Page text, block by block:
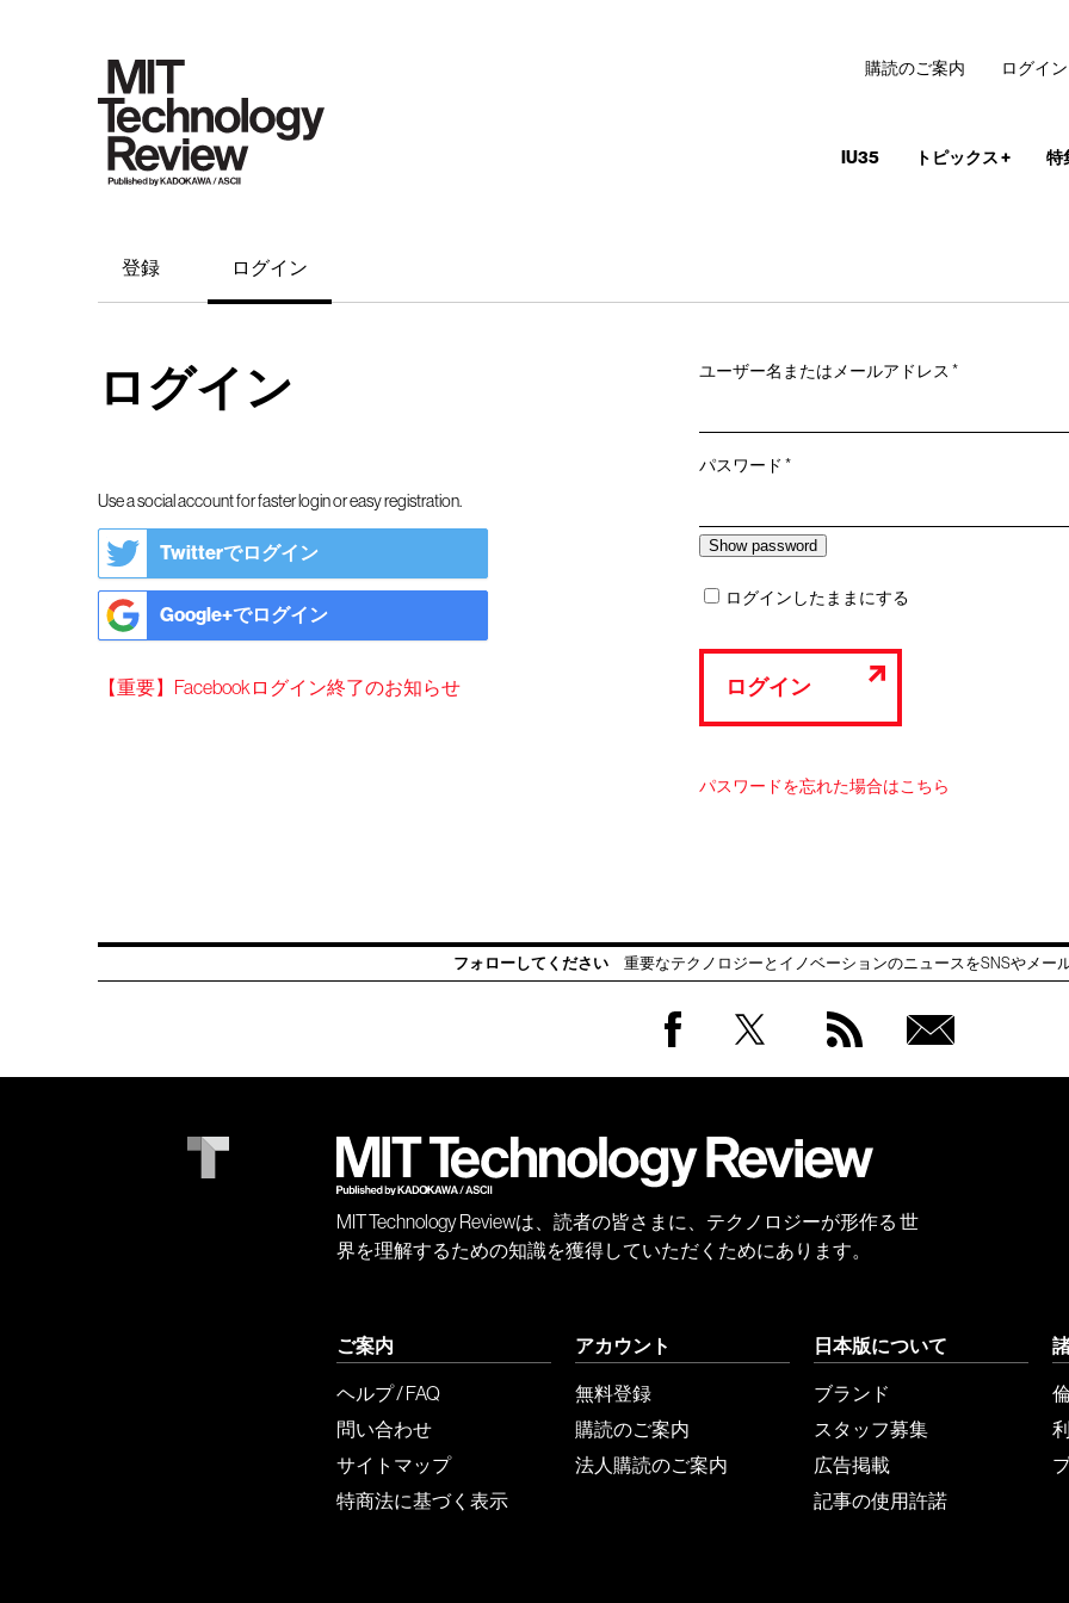
IU35 トピックス+ 特
購読のご案内 ログイン
登録 ログイン
ログイン
Use a social account for faster login or easy registration.
Twitterでログイン
Google+でログイン
【重要】Facebookログイン終了のお知らせ
ユーザー名またはメールアドレス*必
パスワード*必
ログインしたままにする
ログイン
パスワードを忘れた場合はこちら
フォローしてください 重要なテクノロジーとイノベーションのニュースをSNSやメー
会員
MIT Technology Reviewは、読者の皆さまに、テクノロジーが形作る 世
界を理解するための知識を獲得していただくためにあります。
ご案内
ヘルプ / FAQ
問い合わせ
サイトマップ
特商法に基づく表示
アカウント
無料登録
購読のご案内
法人購読のご案内
日本版について
ブランド
スタッフ募集
広告掲載
記事の使用許諾